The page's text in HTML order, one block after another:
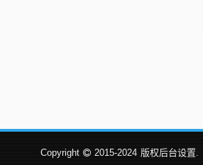
Copyright 2015-2024 版权后台设置.